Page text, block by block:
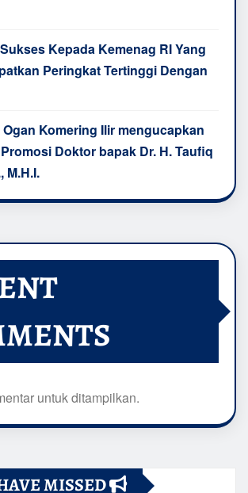
Kepada Kemenag RI Yang
Peringkat Tertinggi Dengan
Ogan Komering Ilir mengucapkan
Doktor bapak Dr. H. Taufiq
M.H.I.
untuk ditampilkan.
MISSED